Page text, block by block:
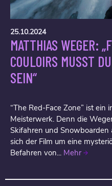
25.10.2024
MATTHIAS WEGER:
COULOIRS MUSST
SEIN“
“The Red-Face Zone” ist ein
Meisterwerk. Denn die
Skifahren und Snowboarden
sich der Film um eine
Befahren von... Mehr